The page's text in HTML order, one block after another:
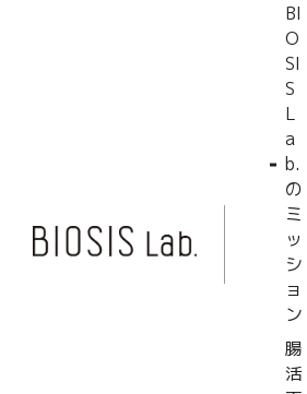
BI
O
SI
S
L
a
b.
の
ミ
ッ
シ
ョ
ン
腸
活